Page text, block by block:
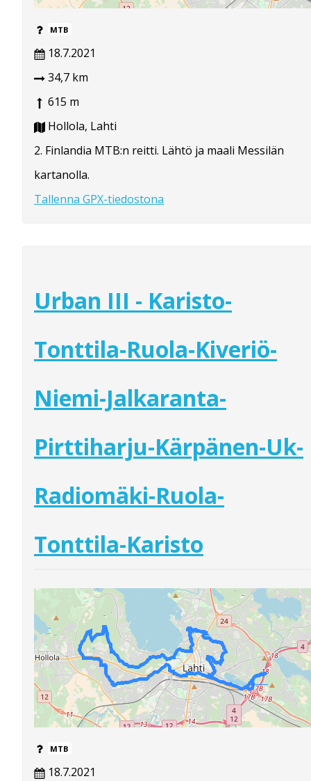
MTB
18.7.2021
34,7 km
615 m
Hollola, Lahti
2. Finlandia MTB:n reitti. Lähtö ja maali Messilän
kartanolla.
Tallenna GPX-tiedostona
Urban III - Karisto-
Tonttila-Ruola-Kiveriö-
Niemi-Jalkaranta-
Pirttiharju-Kärpänen-Uk-
Radiomäki-Ruola-
Tonttila-Karisto
MTB
18.7.2021